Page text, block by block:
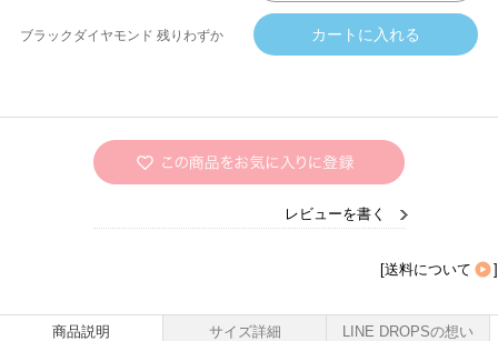
ブラックダイヤモンド 残りわずか
レビューを書く
[送料について ]
商品説明 サイズ詳細 LINE DROPSの想い